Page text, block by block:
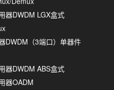
器DWDM LGX盒式
DWDM（3端口）单器件
器DWDM ABS盒式
器OADM